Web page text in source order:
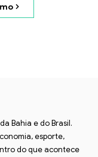
Bahia e do Brasil.
esporte,
do que acontece